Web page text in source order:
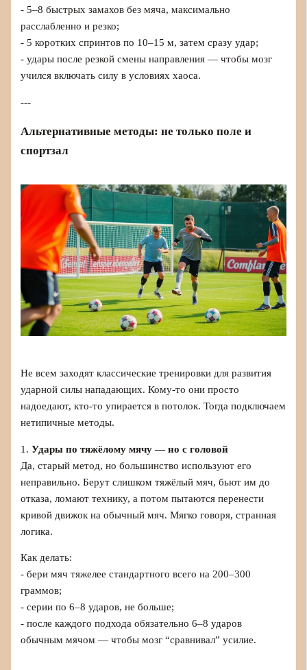
- 5–8 быстрых замахов без мяча, максимально
расслабленно и резко;
- 5 коротких спринтов по 10–15 м, затем сразу удар;
- удары после резкой смены направления — чтобы мозг
учился включать силу в условиях хаоса.
---
Альтернативные методы: не только поле и
спортзал
Не всем заходят классические тренировки для развития
ударной силы нападающих. Кому-то они просто
надоедают, кто-то упирается в потолок. Тогда подключаем
нетипичные методы.
1.Удары по тяжёлому мячу — но с головой
Да, старый метод, но большинство используют его
неправильно. Берут слишком тяжёлый мяч, бьют им до
отказа, ломают технику, а потом пытаются перенести
кривой движок на обычный мяч. Мягко говоря, странная
логика.
Как делать:
- бери мяч тяжелее стандартного всего на 200–300
граммов;
- серии по 6–8 ударов, не больше;
- после каждого подхода обязательно 6–8 ударов
обычным мячом — чтобы мозг “сравнивал” усилие.